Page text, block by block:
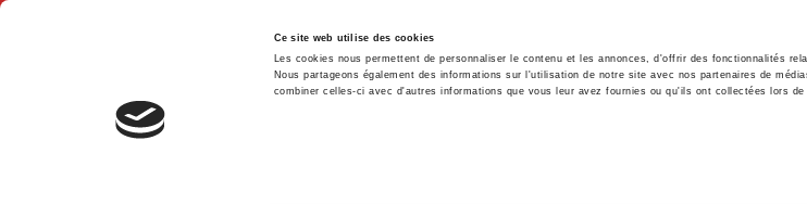
Ce site web utilise des cookies
Les cookies nous permettent de personnaliser le contenu et les annonces, d'offrir des fonctionnalités
Nous partageons également des informations sur l'utilisation de notre site avec nos partenaires de
combiner celles-ci avec d'autres informations que vous leur avez fournies ou qu'ils ont collectées lors
Home Environment History